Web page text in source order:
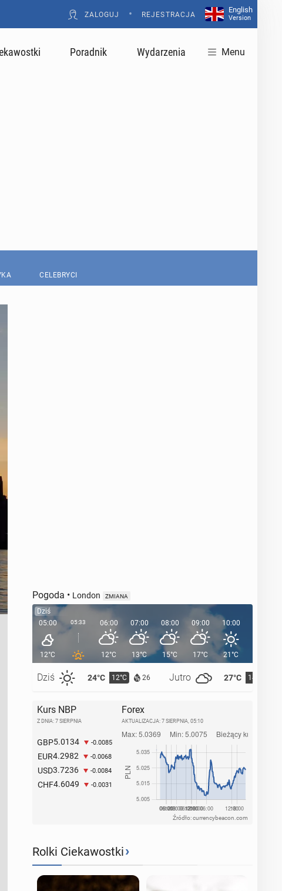
ZALOGUJ • REJESTRACJA
English
Version
Poradnik Wydarzenia Menu
CELEBRYCI
Pogoda • London ZMIANA
Dziś
05:00
12°C
Dziś 24°C 12°C 26 Jutro 27°C 14°C
05:33 06:00
12°C
07:00
13°C
08:00
15°C
09:00
17°C
10:00
21°C
Kurs NBP
Z DNIA: 7 SIERPNIA
GBP5.0134 -0.0085
EUR4.2982 -0.0068
USD3.7236 -0.0084
CHF4.6049 -0.0031
Forex
AKTUALIZACJA: 7 SIERPNIA, 05:10
Źródło: currencybeacon.com
Rolki Ciekawostki›